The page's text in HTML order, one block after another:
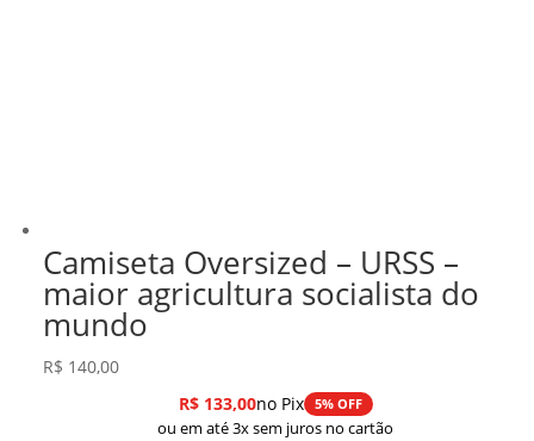
Camiseta Oversized – URSS –
maior agricultura socialista do
mundo
R$ 140,00
R$133,00no Pix 5% OFF
ou em até 3x sem juros no cartão